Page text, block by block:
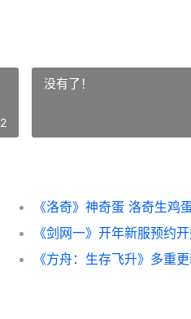
没有了！
《洛奇》神奇蛋 洛奇生鸡
《剑网一》开年新服预约